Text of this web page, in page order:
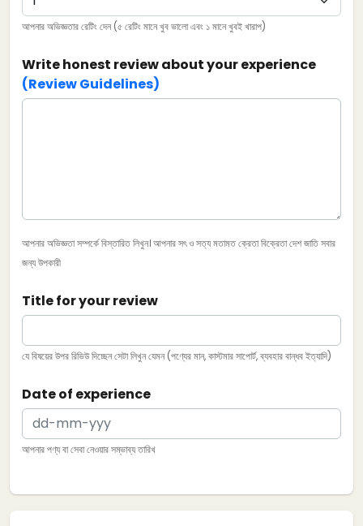
আপনার অভিজ্ঞতার রেটিং দেন (৫ রেটিং মানে খুব ভালো এবং ১ মানে খুবই খারাপ)
Write honest review about your experience
(Review Guidelines)
আপনার অভিজ্ঞতা সম্পর্কে বিস্তারিত লিখুন। আপনার সৎ ও সত্য মতামত ক্রেতা বিক্রেতা দেশ জাতি সবার
জন্য উপকারী
Title for your review
যে বিষয়ের উপর রিভিউ দিচ্ছেন সেটা লিখুন যেমন (পণ্যের মান, কাস্টমার সাপোর্ট, ব্যবহার বান্ধব ইত্যাদি)
Date of experience
আপনার পণ্য বা সেবা নেওয়ার সম্ভাব্য তারিখ